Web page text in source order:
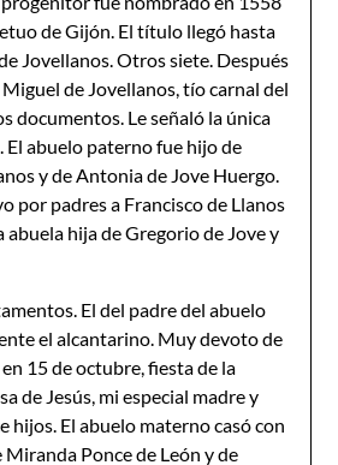
de Gijón. El título llegó hasta
Jovellanos. Otros siete. Después
de Jovellanos, tío carnal del
documentos. Le señaló la única
El abuelo paterno fue hijo de
y de Antonia de Jove Huergo.
por padres a Francisco de Llanos
abuela hija de Gregorio de Jove y
El del padre del abuelo
el alcantarino. Muy devoto de
en 15 de octubre, fiesta de la
de Jesús, mi especial madre y
hijos. El abuelo materno casó con
Miranda Ponce de León y de